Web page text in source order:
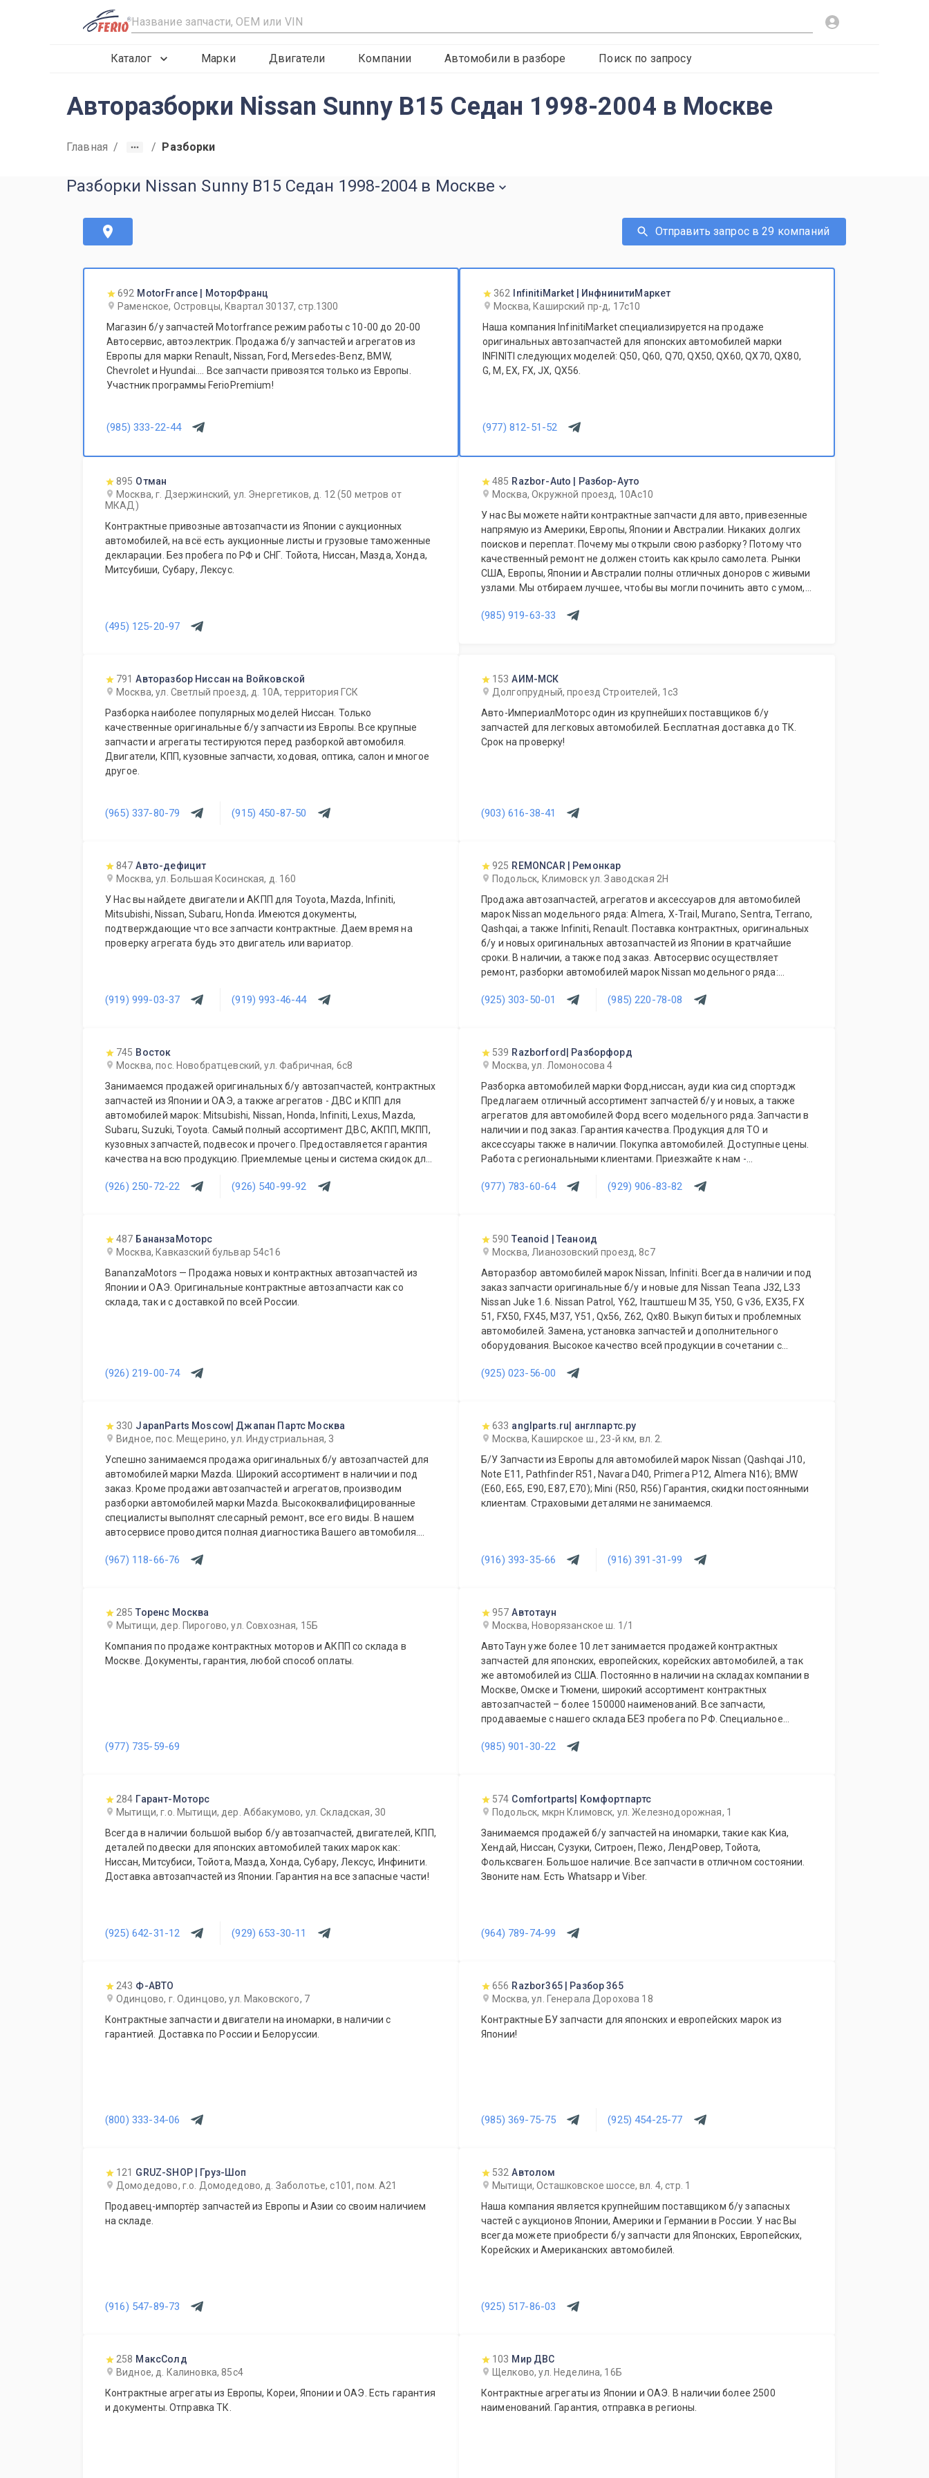
R
Каталог Марки Двигатели Компании Автомобили в разборе Поиск по запросу
Авторазборки Nissan Sunny B15 Седан 1998-2004 в Москве
Главная / / Разборки
Разборки Nissan Sunny B15 Седан 1998-2004 в Москве
Отправить запрос в 29 компаний
692 MotorFrance | МоторФранц
Раменское, Островцы, Квартал 30137, стр.1300
Магазин б/у запчастей Motorfrance режим работы с 10-00 до 20-00
Автосервис, автоэлектрик. Продажа б/у запчастей и агрегатов из
Европы для марки Renault, Nissan, Ford, Mersedes-Benz, BMW,
Chevrolet и Hyundai.... Все запчасти привозятся только из Европы.
Участник программы FerioPremium!
(985) 333-22-44
362
InfinitiMarket | ИнфнинитиМаркет
Москва, Каширский пр-д, 17с10
Наша компания InfinitiMarket специализируется на продаже
оригинальных автозапчастей для японских автомобилей марки
INFINITI следующих моделей: Q50, Q60, Q70, QX50, QX60, QX70, QX80,
G, M, EX, FX, JX, QX56.
(977) 812-51-52
895 Отман
Москва, г. Дзержинский, ул. Энергетиков, д. 12 (50 метров от
МКАД)
Контрактные привозные автозапчасти из Японии с аукционных
автомобилей, на всё есть аукционные листы и грузовые таможенные
декларации. Без пробега по РФ и СНГ. Тойота, Ниссан, Мазда, Хонда,
Митсубиши, Субару, Лексус.
(495) 125-20-97
485 Razbor-Auto | Разбор-Ауто
Москва, Окружной проезд, 10Ас10
У нас Вы можете найти контрактные запчасти для авто, привезенные
напрямую из Америки, Европы, Японии и Австралии. Никаких долгих
поисков и переплат. Почему мы открыли свою разборку? Потому что
качественный ремонт не должен стоить как крыло самолета. Рынки
США, Европы, Японии и Австралии полны отличных доноров с живыми
узлами. Мы отбираем лучшее, чтобы вы могли починить авто с умом, а
(985) 919-63-33
791 Авторазбор Ниссан на Войковской
Москва, ул. Светлый проезд, д. 10А, территория ГСК
Разборка наиболее популярных моделей Ниссан. Только
качественные оригинальные б/у запчасти из Европы. Все крупные
запчасти и агрегаты тестируются перед разборкой автомобиля.
Двигатели, КПП, кузовные запчасти, ходовая, оптика, салон и многое
другое.
(965) 337-80-79 (915) 450-87-50
153 АИМ-МСК
Долгопрудный, проезд Строителей, 1с3
Авто-ИмпериалМоторс один из крупнейших поставщиков б/у
запчастей для легковых автомобилей. Бесплатная доставка до ТК.
Срок на проверку!
(903) 616-38-41
847 Авто-дефицит
Москва, ул. Большая Косинская, д. 160
У Нас вы найдете двигатели и АКПП для Toyota, Mazda, Infiniti,
Mitsubishi, Nissan, Subaru, Honda. Имеются документы,
подтверждающие что все запчасти контрактные. Даем время на
проверку агрегата будь это двигатель или вариатор.
(919) 999-03-37 (919) 993-46-44
925 REMONCAR | Ремонкар
Подольск, Климовск ул. Заводская 2Н
Продажа автозапчастей, агрегатов и аксессуаров для автомобилей
марок Nissan модельного ряда: Almera, X-Trail, Murano, Sentra, Terrano,
Qashqai, а также Infiniti, Renault. Поставка контрактных, оригинальных
б/у и новых оригинальных автозапчастей из Японии в кратчайшие
сроки. В наличии, а также под заказ. Автосервис осуществляет
ремонт, разборки автомобилей марок Nissan модельного ряда:
Renault, также Land Rover. Выполняется полное ТО. Установка
Выполняется слесарный ремонт, все основные виды. Качественная
продукция для ТО. Оборудованные мастерские и ремонтный цех.
Консультации наших специалистов. Высококвалифицированный
персонал. 100% гарантия качества на продукцию и весь спектр услуг
автосервиса. Конкурентоспособные цены. Система скидок. Поставка в
регионы.
(925) 303-50-01 (985) 220-78-08
745 Восток
Москва, пос. Новобратцевский, ул. Фабричная, 6с8
Занимаемся продажей оригинальных б/у автозапчастей, контрактных
запчастей из Японии и ОАЭ, а также агрегатов - ДВС и КПП для
автомобилей марок: Mitsubishi, Nissan, Honda, Infiniti, Lexus, Mazda,
Subaru, Suzuki, Toyota. Самый полный ассортимент ДВС, АКПП, МКПП,
кузовных запчастей, подвесок и прочего. Предоставляется гарантия
качества на всю продукцию. Приемлемые цены и система скидок для
ежедневно!
(926) 250-72-22 (926) 540-99-92
539 Razborford| Разборфорд
Москва, ул. Ломоносова 4
Разборка автомобилей марки Форд,ниссан, ауди киа сид спортэдж
Предлагаем отличный ассортимент запчастей б/у и новых, а также
агрегатов для автомобилей Форд всего модельного ряда. Запчасти в
наличии и под заказ. Гарантия качества. Продукция для ТО и
аксессуары также в наличии. Покупка автомобилей. Доступные цены.
Работа с региональными клиентами. Приезжайте к нам -
(977) 783-60-64 (929) 906-83-82
487 БананзаМоторс
Москва, Кавказский бульвар 54с16
BananzaMotors — Продажа новых и контрактных автозапчастей из
Японии и ОАЭ. Оригинальные контрактные автозапчасти как со
склада, так и с доставкой по всей России.
(926) 219-00-74
590 Teanoid | Теаноид
Москва, Лианозовский проезд, 8с7
Авторазбор автомобилей марок Nissan, Infiniti. Всегда в наличии и под
заказ запчасти оригинальные б/у и новые для Nissan Teana J32, L33
Nissan Juke 1.6. Nissan Patrol, Y62, Iташтшеш M 35, Y50, G v36, EX35, FX
51, FX50, FX45, M37, Y51, Qx56, Z62, Qx80. Выкуп битых и проблемных
автомобилей. Замена, установка запчастей и дополнительного
оборудования. Высокое качество всей продукции в сочетании с
Квалифицированные специалисты нашей компании всегда грамотно
ежедневно.
(925) 023-56-00
330 JapanParts Moscow| Джапан Партс Москва
Видное, пос. Мещерино, ул. Индустриальная, 3
Успешно занимаемся продажа оригинальных б/у автозапчастей для
автомобилей марки Mazda. Широкий ассортимент в наличии и под
заказ. Кроме продажи автозапчастей и агрегатов, производим
разборки автомобилей марки Mazda. Высококвалифицированные
специалисты выполнят слесарный ремонт, все его виды. В нашем
автосервисе проводится полная диагностика Вашего автомобиля.
также дополнительное оборудование для Вашего автомобиля.
(967) 118-66-76
633 anglparts.ru| англпартс.ру
Москва, Каширское ш., 23-й км, вл. 2.
Б/У Запчасти из Европы для автомобилей марок Nissan (Qashqai J10,
Note E11, Pathfinder R51, Navara D40, Primera P12, Almera N16); BMW
(E60, E65, E90, E87, E70); Mini (R50, R56) Гарантия, скидки постоянными
клиентам. Страховыми деталями не занимаемся.
(916) 393-35-66 (916) 391-31-99
285 Торенс Москва
Мытищи, дер. Пирогово, ул. Совхозная, 15Б
Компания по продаже контрактных моторов и АКПП со склада в
Москве. Документы, гарантия, любой способ оплаты.
(977) 735-59-69
957 Автотаун
Москва, Новорязанское ш. 1/1
АвтоТаун уже более 10 лет занимается продажей контрактных
запчастей для японских, европейских, корейских автомобилей, а так
же автомобилей из США. Постоянно в наличии на складах компании в
Москве, Омске и Тюмени, широкий ассортимент контрактных
автозапчастей – более 150000 наименований. Все запчасти,
продаваемые с нашего склада БЕЗ пробега по РФ. Специальное
(985) 901-30-22
284 Гарант-Моторс
Мытищи, г.о. Мытищи, дер. Аббакумово, ул. Складская, 30
Всегда в наличии большой выбор б/у автозапчастей, двигателей, КПП,
деталей подвески для японских автомобилей таких марок как:
Ниссан, Митсубиси, Тойота, Мазда, Хонда, Субару, Лексус, Инфинити.
Доставка автозапчастей из Японии. Гарантия на все запасные части!
(925) 642-31-12 (929) 653-30-11
574 Comfortparts| Комфортпартс
Подольск, мкрн Климовск, ул. Железнодорожная, 1
Занимаемся продажей б/у запчастей на иномарки, такие как Киа,
Хендай, Ниссан, Сузуки, Ситроен, Пежо, ЛендРовер, Тойота,
Фольксваген. Большое наличие. Все запчасти в отличном состоянии.
Звоните нам. Есть Whatsapp и Viber.
(964) 789-74-99
243 Ф-АВТО
Одинцово, г. Одинцово, ул. Маковского, 7
Контрактные запчасти и двигатели на иномарки, в наличии с
гарантией. Доставка по России и Белоруссии.
(800) 333-34-06
656 Razbor365 | Разбор 365
Москва, ул. Генерала Дорохова 18
Контрактные БУ запчасти для японских и европейских марок из
Японии!
(985) 369-75-75 (925) 454-25-77
121 GRUZ-SHOP | Груз-Шоп
Домодедово, г.о. Домодедово, д. Заболотье, с101, пом. А21
Продавец-импортёр запчастей из Европы и Азии со своим наличием
на складе.
(916) 547-89-73
532 Автолом
Мытищи, Осташковское шоссе, вл. 4, стр. 1
Наша компания является крупнейшим поставщиком б/у запасных
частей с аукционов Японии, Америки и Германии в России. У нас Вы
всегда можете приобрести б/у запчасти для Японских, Европейских,
Корейских и Американских автомобилей.
(925) 517-86-03
258 МаксСолд
Видное, д. Калиновка, 85с4
Контрактные агрегаты из Европы, Кореи, Японии и ОАЭ. Есть гарантия
и документы. Отправка ТК.
103 Мир ДВС
Щелково, ул. Неделина, 16Б
Контрактные агрегаты из Японии и ОАЭ. В наличии более 2500
наименований. Гарантия, отправка в регионы.